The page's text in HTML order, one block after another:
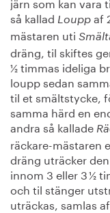
så kallad Loupp af
mästaren uti
dräng, til skiftes
½ timmas ideliga
loupp sedan
til et smältstycke,
samma härd en
andra så kallade
räckare-mästaren
dräng uträcker
innom 3 eller 3 ½
och til stänger
uträckas, samlas